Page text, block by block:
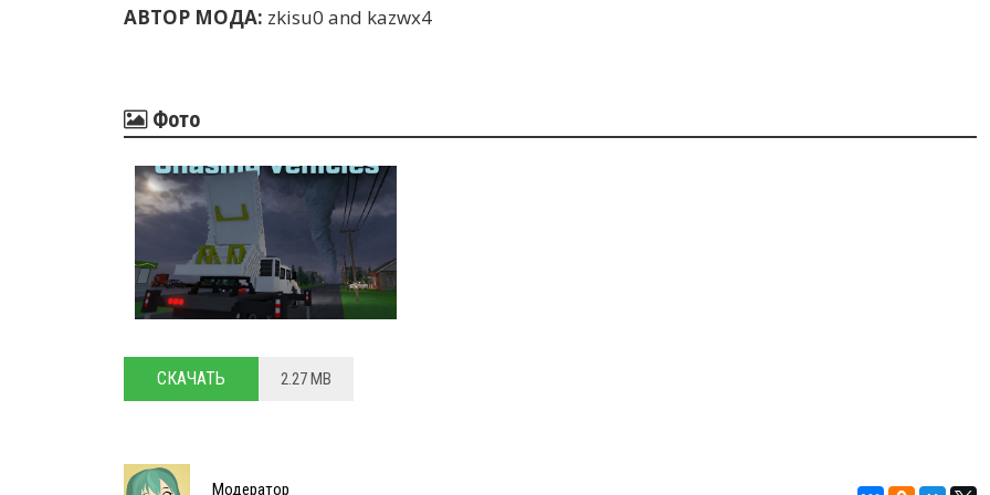
АВТОР МОДА: zkisu0 and kazwx4
Фото
СКАЧАТЬ 2.27 MB
Модератор